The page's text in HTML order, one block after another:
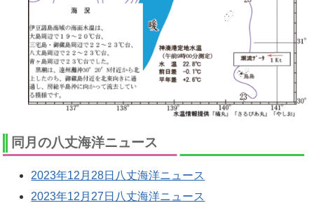
同月の八丈海洋ニュース
2023年12月28日八丈海洋ニュース
2023年12月27日八丈海洋ニュース